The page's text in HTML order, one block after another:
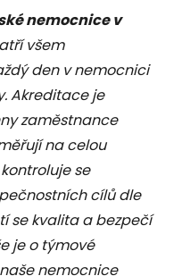
nemocnice v
všem
den v nemocnici
Akreditace je
zaměstnance
na celou
se
cílů dle
se kvalita a bezpečí
je o týmové
nemocnice